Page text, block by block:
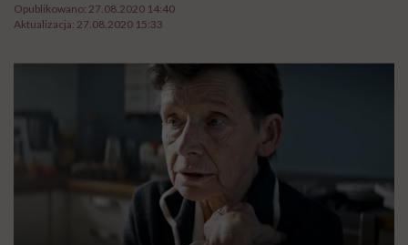
Opublikowano: 27.08.2020 14:40
Aktualizacja: 27.08.2020 15:33